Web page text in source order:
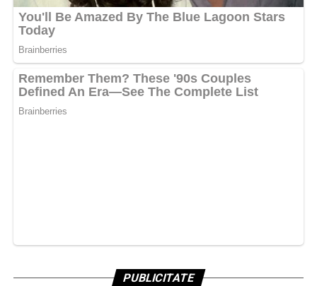
PUBLICITATE